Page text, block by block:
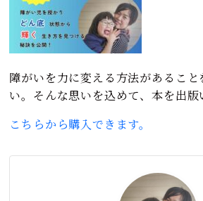
障がいを力に変える方法があるこ
い。そんな思いを込めて、本を出版
こちらから購入できます。